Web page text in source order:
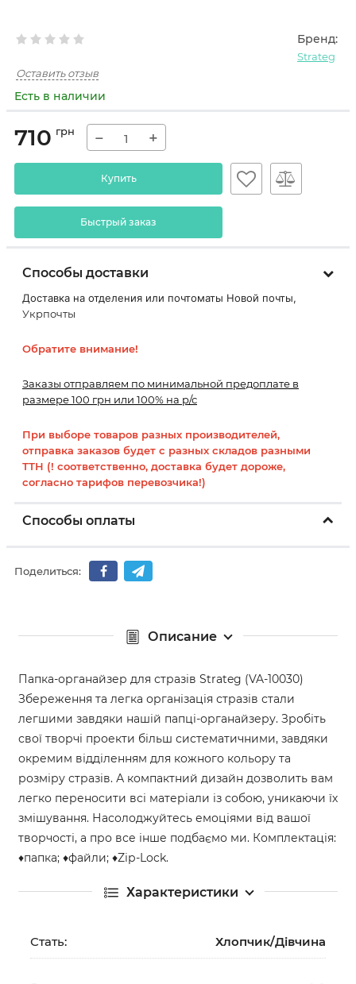
Бренд:
Strateg
Оставить отзыв
Есть в наличии
710 грн − +
Купить
Быстрый заказ
Способы доставки
Доставка на отделения или почтоматы Новой почты,
Укрпочты
Обратите внимание!
Заказы отправляем по минимальной предоплате в
размере 100 грн или 100% на р/с
При выборе товаров разных производителей,
отправка заказов будет с разных складов разными
ТТН (! соответственно, доставка будет дороже,
согласно тарифов перевозчика!)
Способы оплаты
Поделиться:
Описание
Папка-органайзер для стразів Strateg (VA-10030)
Збереження та легка організація стразів стали
легшими завдяки нашій папці-органайзеру. Зробіть
свої творчі проекти більш систематичними, завдяки
окремим відділенням для кожного кольору та
розміру стразів. А компактний дизайн дозволить вам
легко переносити всі матеріали із собою, уникаючи їх
змішування. Насолоджуйтесь емоціями від вашої
творчості, а про все інше подбаємо ми. Комплектація:
♦папка; ♦файли; ♦Zір-Lock.
Характеристики
Стать: Хлопчик/Дiвчина